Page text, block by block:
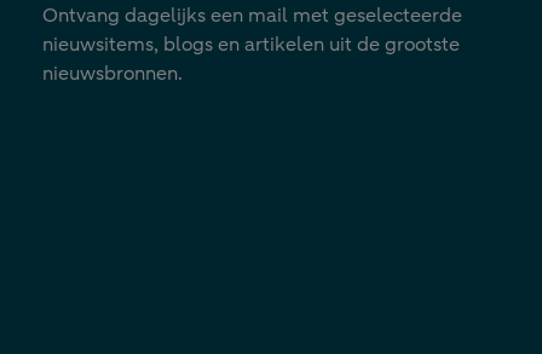
Ontvang dagelijks een mail met geselecteerde
nieuwsitems, blogs en artikelen uit de grootste
nieuwsbronnen.